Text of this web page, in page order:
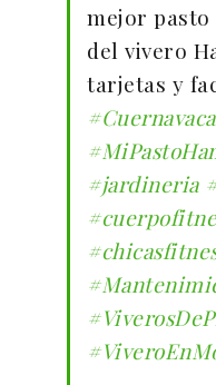
mejor
del vivero
tarjetas y
#Cuernavaca
#jardineria